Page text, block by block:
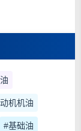
机机油
#基础油